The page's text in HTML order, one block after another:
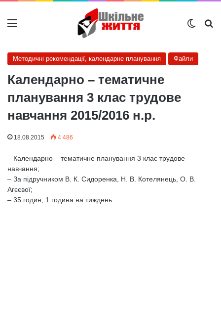
Меню
Методичні рекомендації, календарне планування Файли
Календарно – тематичне
планування 3 клас трудове
навчання 2015/2016 н.р.
18.08.2015 4 486
– Календарно – тематичне планування 3 клас трудове
навчання;
– За підручником В. К. Сидоренка, Н. В. Котелянець, О. В.
Агєєвої;
– 35 годин, 1 година на тиждень.